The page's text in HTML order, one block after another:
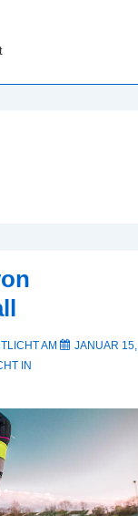
AM
JANUAR 15,
IN